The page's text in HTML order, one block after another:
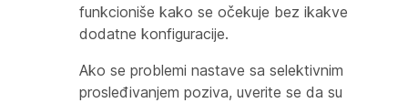
funkcioniše kako se očekuje bez ikakve
dodatne konfiguracije.
Ako se problemi nastave sa selektivnim
prosleđivanjem poziva, uverite se da su